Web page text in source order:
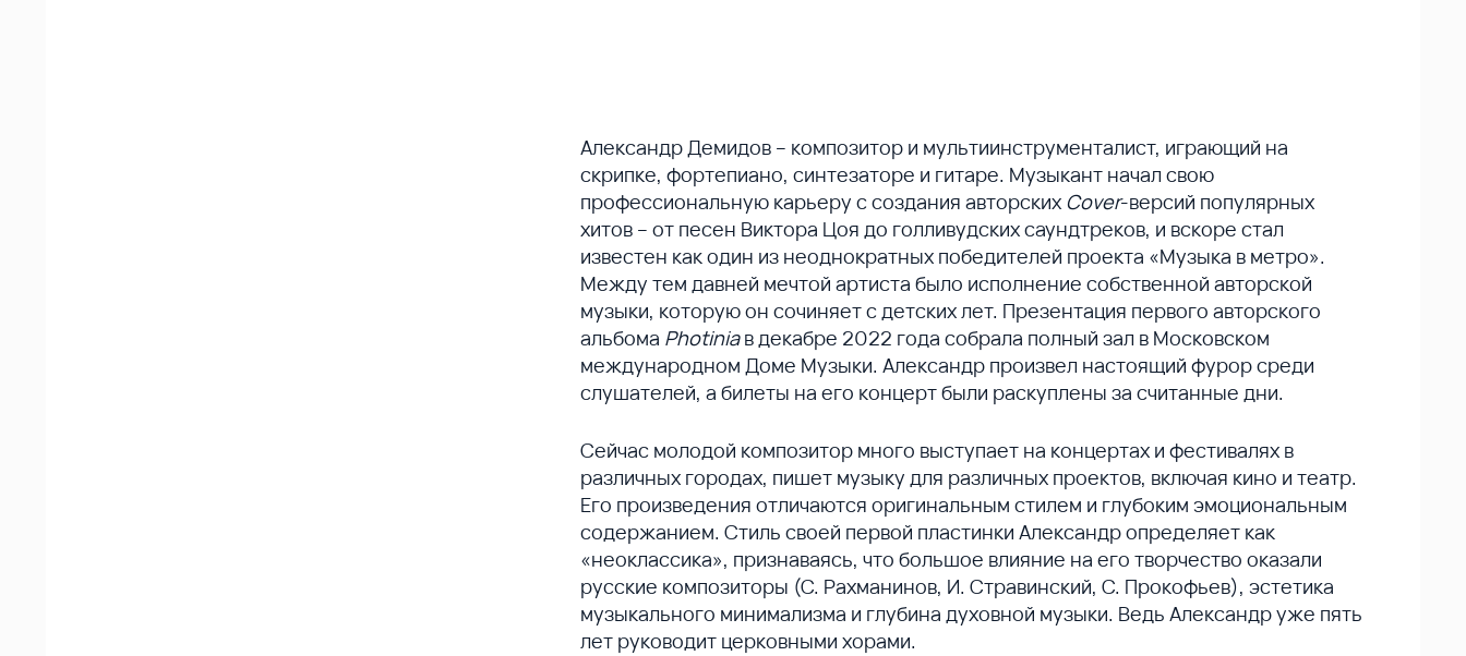
Александр Демидов – композитор и мультиинструменталист, играющий на
скрипке, фортепиано, синтезаторе и гитаре. Музыкант начал свою
профессиональную карьеру с создания авторских Cover-версий популярных
хитов – от песен Виктора Цоя до голливудских саундтреков, и вскоре стал
известен как один из неоднократных победителей проекта «Музыка в метро».
Между тем давней мечтой артиста было исполнение собственной авторской
музыки, которую он сочиняет с детских лет. Презентация первого авторского
альбома Photiniaв декабре 2022 года собрала полный зал в Московском
международном Доме Музыки. Александр произвел настоящий фурор среди
слушателей, а билеты на его концерт были раскуплены за считанные дни.
Сейчас молодой композитор много выступает на концертах и фестивалях в
различных городах, пишет музыку для различных проектов, включая кино и театр.
Его произведения отличаются оригинальным стилем и глубоким эмоциональным
содержанием. Стиль своей первой пластинки Александр определяет как
«неоклассика», признаваясь, что большое влияние на его творчество оказали
русские композиторы (С. Рахманинов, И. Стравинский, С. Прокофьев), эстетика
музыкального минимализма и глубина духовной музыки. Ведь Александр уже пять
лет руководит церковными хорами.